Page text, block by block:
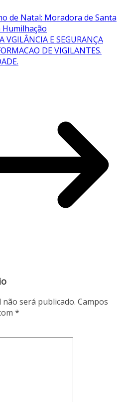
de Natal: Moradora de Santa
Humilhação
VGILÂNCIA E SEGURANÇA
DE VIGILANTES.
não será publicado. Campos
*